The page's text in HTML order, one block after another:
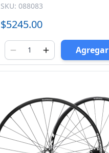
SKU: 088083
$5245.00
Agregar